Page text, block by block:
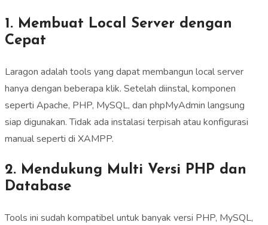
1. Membuat Local Server dengan
Cepat
Laragon adalah tools yang dapat membangun local server
hanya dengan beberapa klik. Setelah diinstal, komponen
seperti Apache, PHP, MySQL, dan phpMyAdmin langsung
siap digunakan. Tidak ada instalasi terpisah atau konfigurasi
manual seperti di XAMPP.
2. Mendukung Multi Versi PHP dan
Database
Tools ini sudah kompatibel untuk banyak versi PHP, MySQL,